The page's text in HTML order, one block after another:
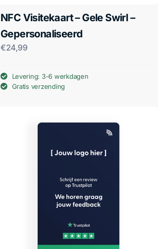
NFC Visitekaart – Gele Swirl –
Gepersonaliseerd
€24,99
Levering: 3-6 werkdagen
Gratis verzending